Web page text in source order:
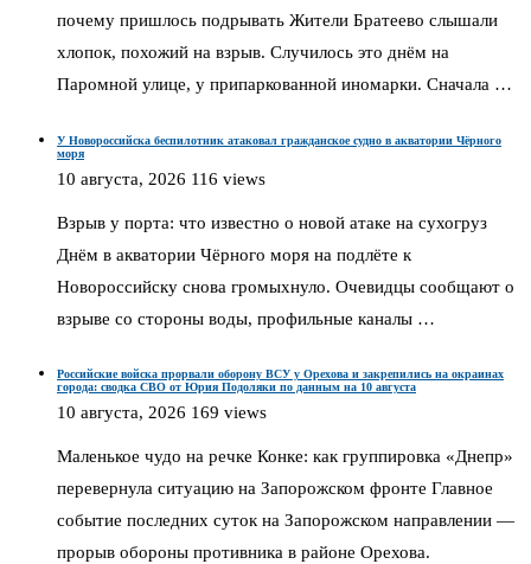
почему пришлось подрывать Жители Братеево слышали
хлопок, похожий на взрыв. Случилось это днём на
Паромной улице, у припаркованной иномарки. Сначала …
У Новороссийска беспилотник атаковал гражданское судно в акватории Чёрного
моря
10 августа, 2026 116 views
Взрыв у порта: что известно о новой атаке на сухогруз
Днём в акватории Чёрного моря на подлёте к
Новороссийску снова громыхнуло. Очевидцы сообщают о
взрыве со стороны воды, профильные каналы …
Российские войска прорвали оборону ВСУ у Орехова и закрепились на окраинах
города: сводка СВО от Юрия Подоляки по данным на 10 августа
10 августа, 2026 169 views
Маленькое чудо на речке Конке: как группировка «Днепр»
перевернула ситуацию на Запорожском фронте Главное
событие последних суток на Запорожском направлении —
прорыв обороны противника в районе Орехова.